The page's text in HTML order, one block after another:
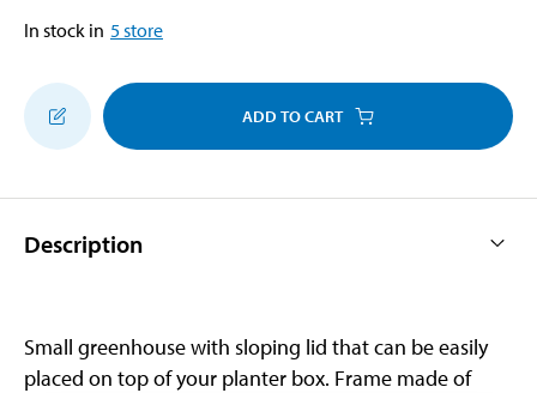
In stock in 5store
ADD TO CART
Description
Small greenhouse with sloping lid that can be easily
placed on top of your planter box. Frame made of